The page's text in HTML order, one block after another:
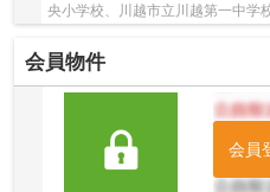
央小学校、川越市立川越第一中学
線・東武東上線沿線のマンション
会員物件
会員